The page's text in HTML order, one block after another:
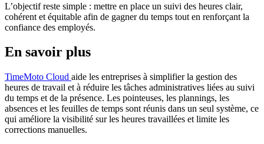
L’objectif reste simple : mettre en place un suivi des heures clair,
cohérent et équitable afin de gagner du temps tout en renforçant la
confiance des employés.
En savoir plus
TimeMoto Cloud aide les entreprises à simplifier la gestion des
heures de travail et à réduire les tâches administratives liées au suivi
du temps et de la présence. Les pointeuses, les plannings, les
absences et les feuilles de temps sont réunis dans un seul système, ce
qui améliore la visibilité sur les heures travaillées et limite les
corrections manuelles.